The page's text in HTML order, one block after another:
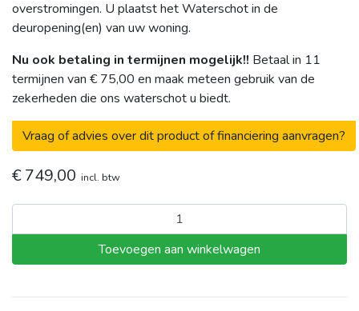
overstromingen. U plaatst het Waterschot in de
deuropening(en) van uw woning.
Nu ook betaling in termijnen mogelijk!! Betaal in 11
termijnen van € 75,00 en maak meteen gebruik van de
zekerheden die ons waterschot u biedt.
Vraag of advies over dit product of financiering aanvragen?
€749,00 incl. btw
Easy®
aantal
Toevoegen aan winkelwagen